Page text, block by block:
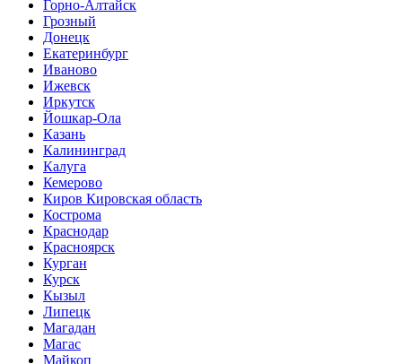
Горно-Алтайск
Грозный
Донецк
Екатеринбург
Иваново
Ижевск
Иркутск
Йошкар-Ола
Казань
Калининград
Калуга
Кемерово
Киров Кировская область
Кострома
Краснодар
Красноярск
Курган
Курск
Кызыл
Липецк
Магадан
Магас
Майкоп